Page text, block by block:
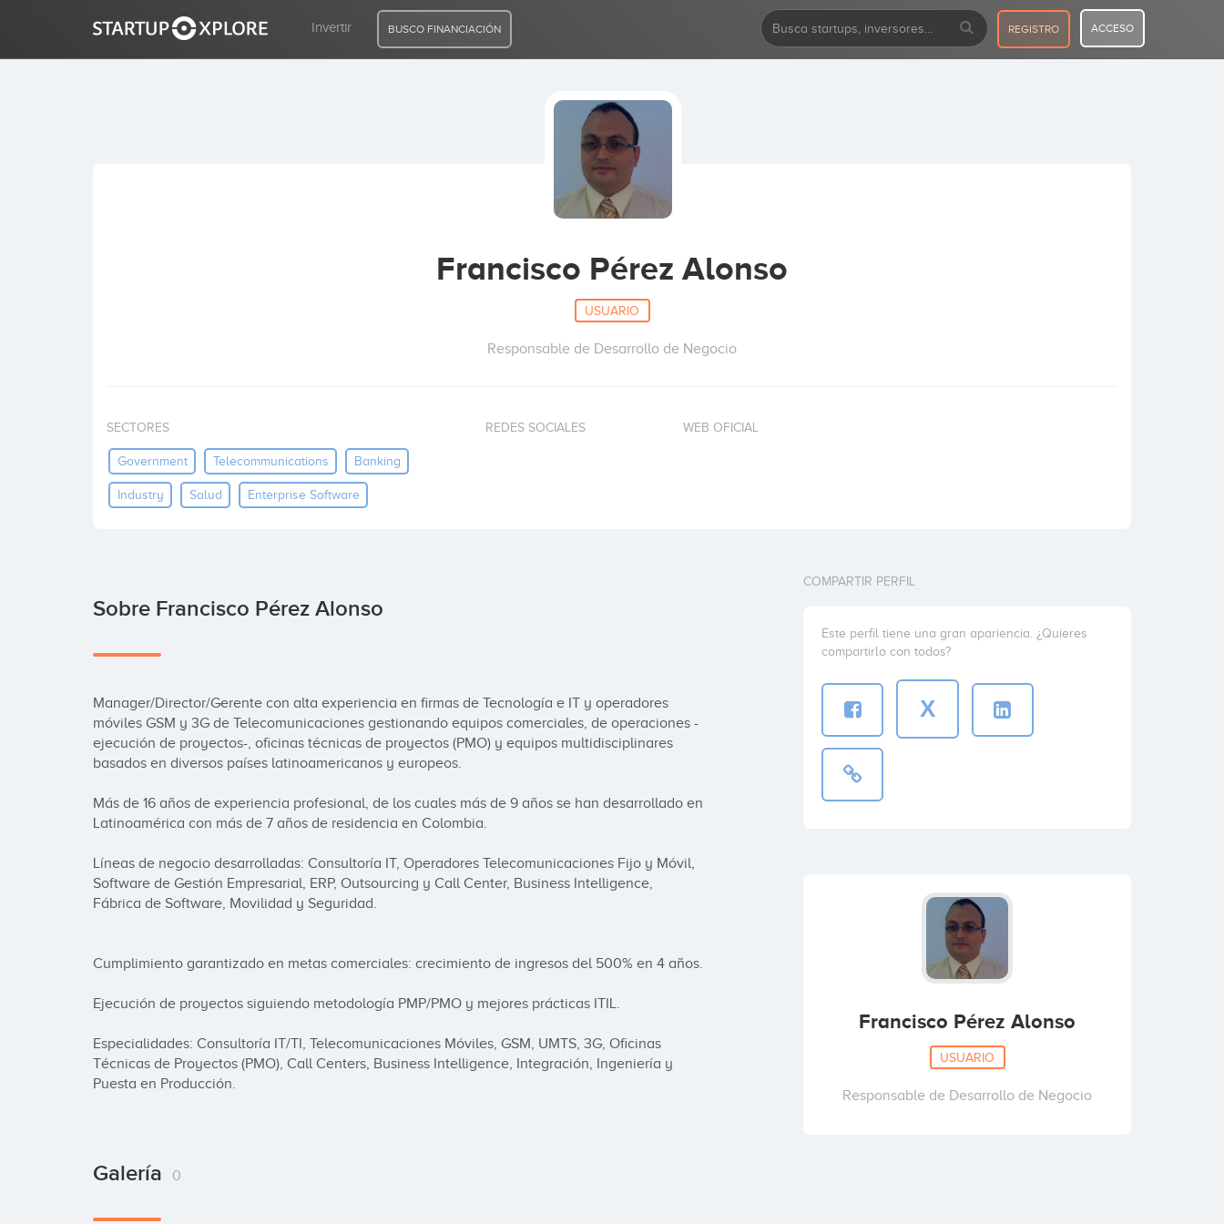
Invertir BUSCO FINANCIACIÓN REGISTRO ACCESO
Francisco Pérez Alonso
USUARIO
Responsable de Desarrollo de Negocio
SECTORES
Government Telecommunications Banking
Industry Salud Enterprise Software
REDES SOCIALES WEB OFICIAL
Sobre Francisco Pérez Alonso
Manager/Director/Gerente con alta experiencia en firmas de Tecnología e IT y operadores
móviles GSM y 3G de Telecomunicaciones gestionando equipos comerciales, de operaciones -
ejecución de proyectos-, oficinas técnicas de proyectos (PMO) y equipos multidisciplinares
basados en diversos países latinoamericanos y europeos.
Más de 16 años de experiencia profesional, de los cuales más de 9 años se han desarrollado en
Latinoamérica con más de 7 años de residencia en Colombia.
Líneas de negocio desarrolladas: Consultoría IT, Operadores Telecomunicaciones Fijo y Móvil,
Software de Gestión Empresarial, ERP, Outsourcing y Call Center, Business Intelligence,
Fábrica de Software, Movilidad y Seguridad.
Cumplimiento garantizado en metas comerciales: crecimiento de ingresos del 500% en 4 años.
Ejecución de proyectos siguiendo metodología PMP/PMO y mejores prácticas ITIL.
Especialidades: Consultoría IT/TI, Telecomunicaciones Móviles, GSM, UMTS, 3G, Oficinas
Técnicas de Proyectos (PMO), Call Centers, Business Intelligence, Integración, Ingeniería y
Puesta en Producción.
Galería 0
COMPARTIR PERFIL
Este perfil tiene una gran apariencia. ¿Quieres
compartirlo con todos?
X
Francisco Pérez Alonso
USUARIO
Responsable de Desarrollo de Negocio